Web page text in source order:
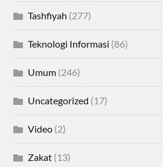
Tashfiyah (277)
Teknologi Informasi (86)
Umum (246)
Uncategorized (17)
Video (2)
Zakat (13)